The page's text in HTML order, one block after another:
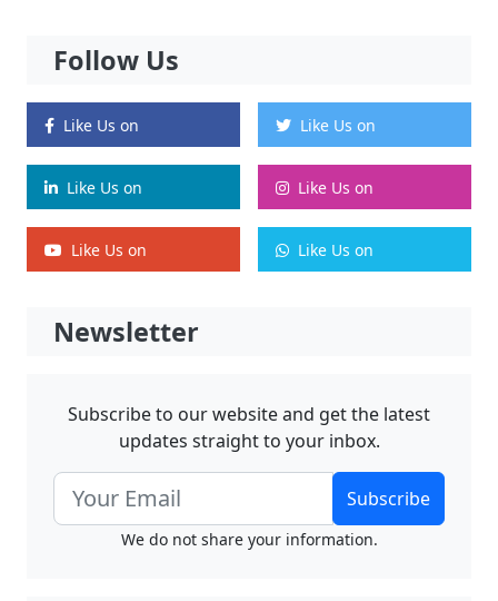
Follow Us
Like Us on Like Us on
Like Us on Like Us on
Like Us on Like Us on
Newsletter
Subscribe to our website and get the latest
updates straight to your inbox.
Subscribe
We do not share your information.